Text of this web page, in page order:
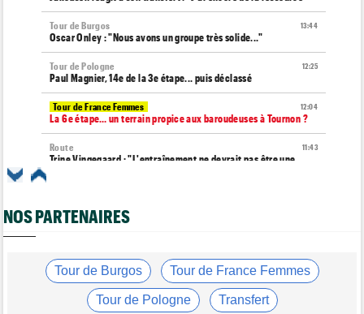
13:44
Tour de Burgos
Oscar Onley : "Nous avons un groupe très solide..."
12:25
Tour de Pologne
Paul Magnier, 14e de la 3e étape... puis déclassé
12:04
Tour de France Femmes
La 6e étape… un terrain propice aux baroudeuses à Tournon ?
11:43
Route
Trine Vingegaard : "L'entraînement ne devrait pas être une
Lorena Wiebes : "Génial de voir autant de spectateurs"
09:26
Tour de France Femmes
Ferrand-Prévot : "Pour le général, c'est irrécupérable..."
NOS PARTENAIRES
Tour de Burgos Tour de France Femmes
Tour de Pologne Transfert